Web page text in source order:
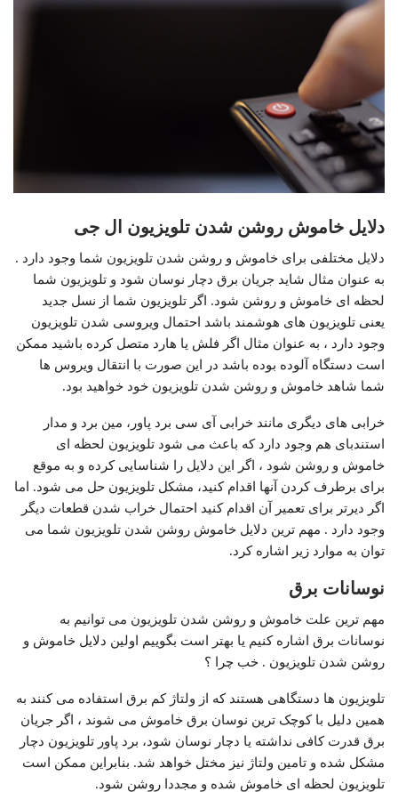
دلایل خاموش روشن شدن تلویزیون ال جی
دلایل مختلفی برای خاموش و روشن شدن تلویزیون شما وجود دارد .
به عنوان مثال شاید جریان برق دچار نوسان شود و تلویزیون شما
لحظه ای خاموش و روشن شود. اگر تلویزیون شما از نسل جدید
یعنی تلویزیون های هوشمند باشد احتمال ویروسی شدن تلویزیون
وجود دارد ، به عنوان مثال اگر فلش یا هارد متصل کرده باشید ممکن
است دستگاه آلوده بوده باشد در این صورت با انتقال ویروس ها
شما شاهد خاموش و روشن شدن تلویزیون خود خواهید بود.
خرابی های دیگری مانند خرابی آی سی برد پاور، مین برد و مدار
استندبای هم وجود دارد که باعث می شود تلویزیون لحظه ای
خاموش و روشن شود ، اگر این دلایل را شناسایی کرده و به موقع
برای برطرف کردن آنها اقدام کنید، مشکل تلویزیون حل می شود. اما
اگر دیرتر برای تعمیر آن اقدام کنید احتمال خراب شدن قطعات دیگر
وجود دارد . مهم ترین دلایل خاموش روشن شدن تلویزیون شما می
توان به موارد زیر اشاره کرد.
نوسانات برق
مهم ترین علت خاموش و روشن شدن تلویزیون می توانیم به
نوسانات برق اشاره کنیم یا بهتر است بگوییم اولین دلایل خاموش و
روشن شدن تلویزیون . خب چرا ؟
تلویزیون ها دستگاهی هستند که از ولتاژ کم برق استفاده می کنند به
همین دلیل با کوچک ترین نوسان برق خاموش می شوند ، اگر جریان
برق قدرت کافی نداشته یا دچار نوسان شود، برد پاور تلویزیون دچار
مشکل شده و تامین ولتاژ نیز مختل خواهد شد. بنابراین ممکن است
تلویزیون لحظه ای خاموش شده و مجددا روشن شود.